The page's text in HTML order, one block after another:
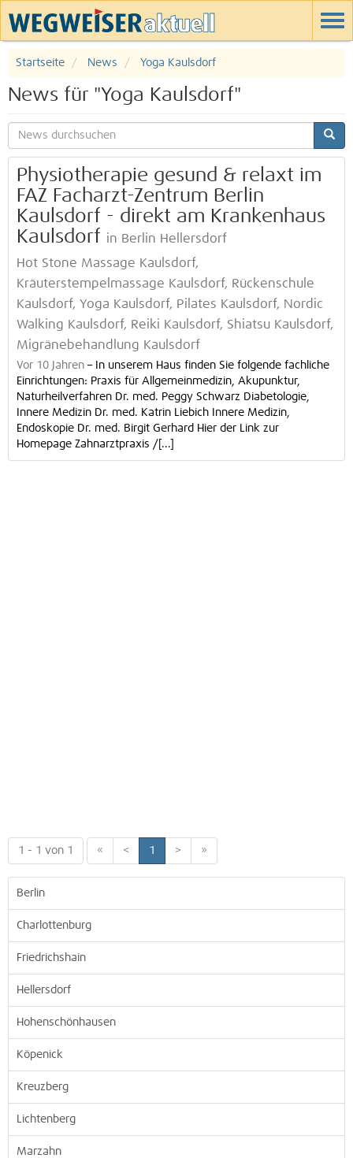
Startseite News Yoga Kaulsdorf
News für "Yoga Kaulsdorf"
Physiotherapie gesund & relaxt im
FAZ Facharzt-Zentrum Berlin
Kaulsdorf - direkt am Krankenhaus
Kaulsdorf in Berlin Hellersdorf
Hot Stone Massage Kaulsdorf,
Kräuterstempelmassage Kaulsdorf, Rückenschule
Kaulsdorf, Yoga Kaulsdorf, Pilates Kaulsdorf, Nordic
Walking Kaulsdorf, Reiki Kaulsdorf, Shiatsu Kaulsdorf,
Migränebehandlung Kaulsdorf
Vor 10 Jahren – In unserem Haus finden Sie folgende fachliche
Einrichtungen: Praxis für Allgemeinmedizin, Akupunktur,
Naturheilverfahren Dr. med. Peggy Schwarz Diabetologie,
Innere Medizin Dr. med. Katrin Liebich Innere Medizin,
Endoskopie Dr. med. Birgit Gerhard Hier der Link zur
Homepage Zahnarztpraxis /[...]
1 - 1 von 1 « < 1 > »
Berlin
Charlottenburg
Friedrichshain
Hellersdorf
Hohenschönhausen
Köpenick
Kreuzberg
Lichtenberg
Marzahn